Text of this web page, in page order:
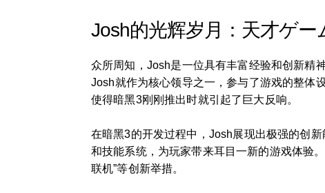
Josh的光辉岁月：天才ゲー
众所周知，Josh是一位具有丰富经验和创新精
Josh就作为核心领导之一，参与了游戏的整体
使得暗黑3刚刚推出时就引起了巨大反响。
在暗黑3的开发过程中，Josh展现出极强的创
和技能系统，为玩家带来耳目一新的游戏体验
联机”等创新举措。